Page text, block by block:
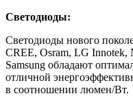
Светодиоды:
Светодиоды нового
CREE, Osram, LG Innotek,
Samsung обладают
отличной
в соотношении люмен/Вт.